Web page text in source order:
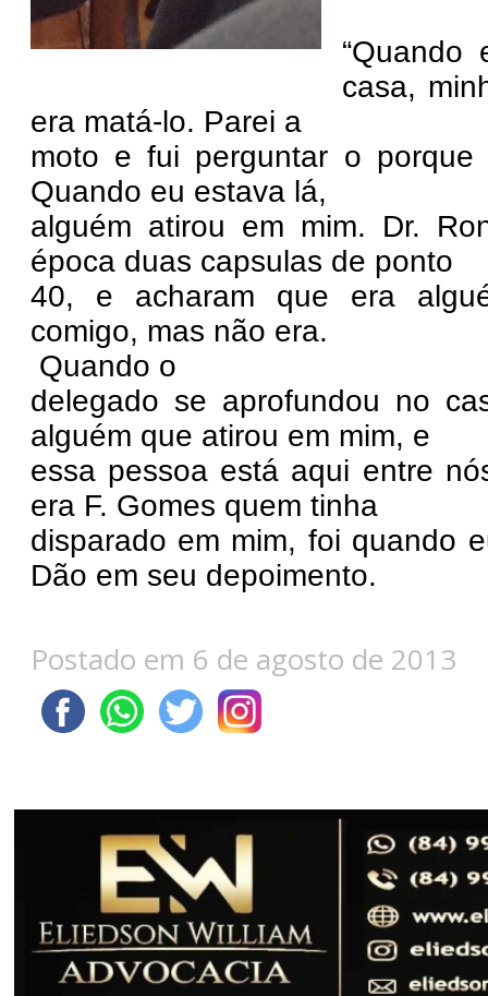
casa,
era matá-lo. Parei a
moto e fui perguntar o porque
Quando eu estava lá,
alguém atirou em mim. Dr.
época duas capsulas de ponto
40, e acharam que era
comigo, mas não era.
Quando o
delegado se aprofundou no
alguém que atirou em mim, e
essa pessoa está aqui entre
era F. Gomes quem tinha
disparado em mim, foi quando
Dão em seu depoimento.
Postado em 6 de agosto de 2013